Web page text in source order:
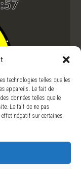
technologies telles que les
appareils. Le fait de
données telles que le
Le fait de ne pas
négatif sur certaines